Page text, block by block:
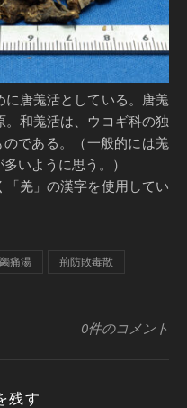
和羗活は、ウコギ科の独
である。（一般的には羗
いように思う。）
羌」の漢字を使用してい
痛湯
荊防敗毒散
0件のコメント
残す